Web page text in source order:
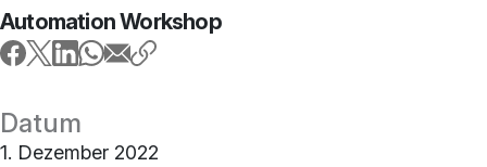
Automation Workshop
Datum
1. Dezember 2022